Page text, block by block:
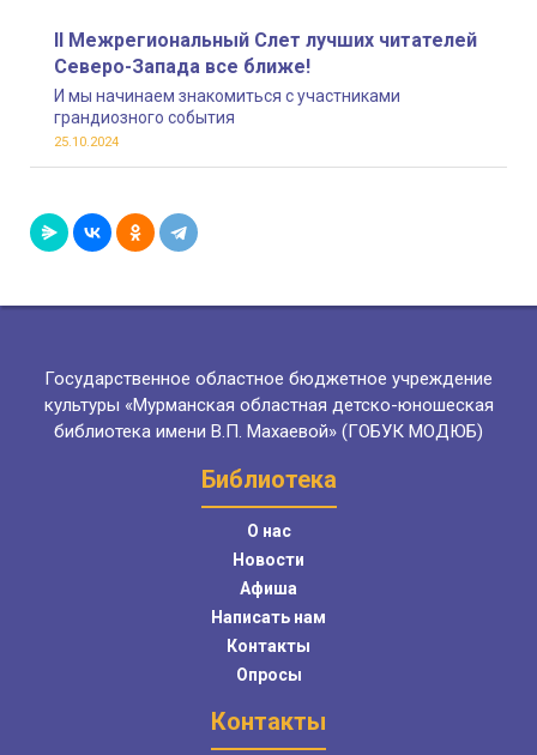
II Межрегиональный Слет лучших читателей
Северо-Запада все ближе!
И мы начинаем знакомиться с участниками
грандиозного события
25.10.2024
Государственное областное бюджетное учреждение
культуры «Мурманская областная детско-юношеская
библиотека имени В.П. Махаевой» (ГОБУК МОДЮБ)
Библиотека
О нас
Новости
Афиша
Написать нам
Контакты
Опросы
Контакты